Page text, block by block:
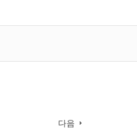
다음